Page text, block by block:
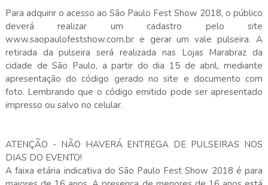
Para adquirir o acesso ao São Paulo Fest Show 2018, o público
deverá realizar um cadastro pelo site
www.saopaulofestshow.com.br e gerar um vale pulseira. A
retirada da pulseira será realizada nas Lojas Marabraz da
cidade de São Paulo, a partir do dia 15 de abril, mediante
apresentação do código gerado no site e documento com
foto. Lembrando que o código emitido pode ser apresentado
impresso ou salvo no celular.
ATENÇÃO - NÃO HAVERÁ ENTREGA DE PULSEIRAS NOS
DIAS DO EVENTO!
A faixa etária indicativa do São Paulo Fest Show 2018 é para